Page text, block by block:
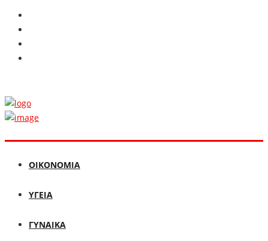
ΟΙΚΟΝΟΜΙΑ
ΥΓΕΙΑ
ΓΥΝΑΙΚΑ